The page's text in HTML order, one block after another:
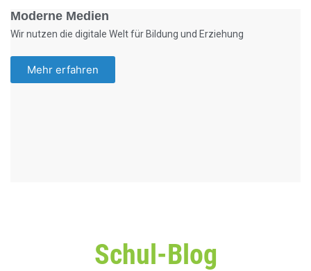
Moderne Medien
Wir nutzen die digitale Welt für Bildung und Erziehung
Mehr erfahren
Schul-Blog